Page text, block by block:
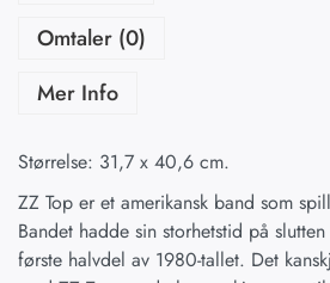
Omtaler (0)
Mer Info
Størrelse: 31,7 x 40,6 cm.
ZZ Top er et amerikansk band som
Bandet hadde sin storhetstid på
første halvdel av 1980-tallet. Det